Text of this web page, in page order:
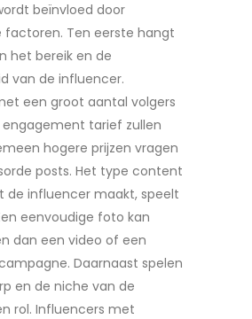
beïnvloed door
factoren. Ten eerste hangt
het bereik en de
van de influencer.
een groot aantal volgers
tarief zullen
hogere prijzen vragen
posts. Het type content
de influencer maakt, speelt
eenvoudige foto kan
dan een video of een
Daarnaast spelen
en de niche van de
rol. Influencers met